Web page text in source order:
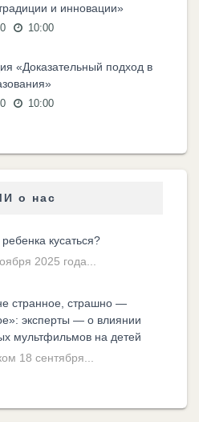
и инновации»
10:00
«Доказательный подход в
10:00
о нас
ребенка кусаться?
2025 года...
странное, страшно —
эксперты — о влиянии
мультфильмов на детей
18 сентября...